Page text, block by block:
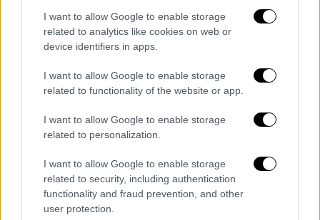
I want to allow Google to enable storage
related to analytics like cookies on web or
device identifiers in apps.
I want to allow Google to enable storage
related to functionality of the website or app.
I want to allow Google to enable storage
related to personalization.
I want to allow Google to enable storage
related to security, including authentication
functionality and fraud prevention, and other
user protection.
Τα σχολιά σας δημοσιεύονται άμεσα με δική σας ευθύνη. Το
ΕΘΝΟΣ θα παρεμβαίνει και τα προσβλητικά σχόλια θα